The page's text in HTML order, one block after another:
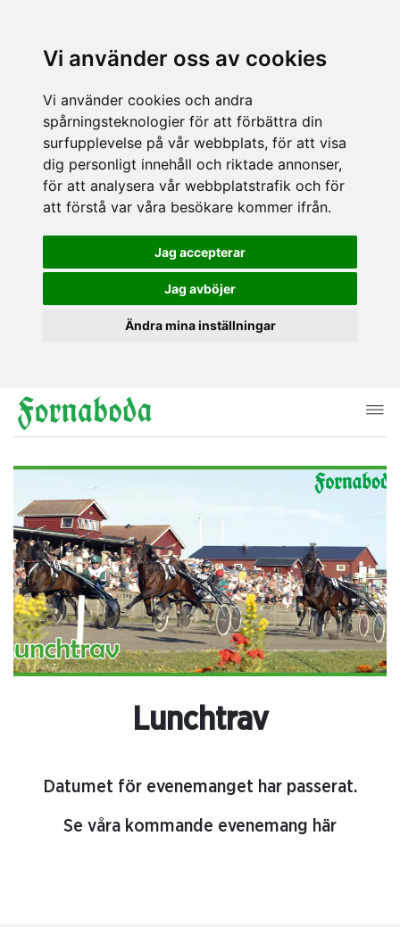
Vi använder oss av cookies
Vi använder cookies och andra
spårningsteknologier för att förbättra din
surfupplevelse på vår webbplats, för att visa
dig personligt innehåll och riktade annonser,
för att analysera vår webbplatstrafik och för
att förstå var våra besökare kommer ifrån.
Jag accepterar
Jag avböjer
Ändra mina inställningar
Lunchtrav
Datumet för evenemanget har passerat.
Se våra kommande evenemang här